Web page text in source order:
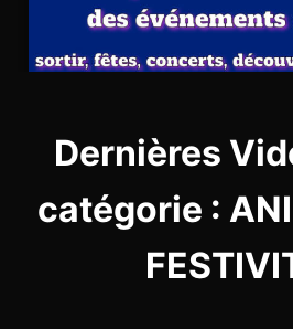
Dernières
catégorie :